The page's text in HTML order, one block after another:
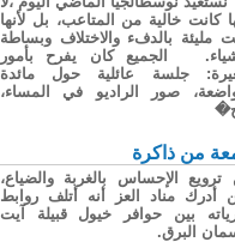
كانت خالية من المتاعب، بل لأنها
مليئة بالدفء والاختلاف وبساطة
الجميع كان يفرح بأمور
جلسة عائلية حول مائدة
صور الراديو في المساء،
من ذاكرة
الإحساس بالغربة والضياع،
أدرك مناد العز أنه أتلف روابط
بين حوافر خيول قبيلة آيت
البرق.